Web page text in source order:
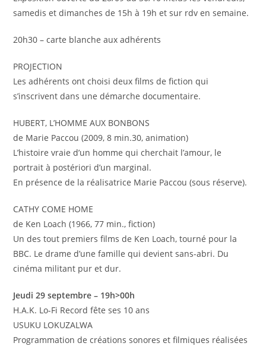
samedis et dimanches de 15h à 19h et sur rdv en semaine.
20h30 – carte blanche aux adhérents
PROJECTION
Les adhérents ont choisi deux films de fiction qui
s’inscrivent dans une démarche documentaire.
HUBERT, L’HOMME AUX BONBONS
de Marie Paccou (2009, 8 min.30, animation)
L’histoire vraie d’un homme qui cherchait l’amour, le
portrait à postériori d’un marginal.
En présence de la réalisatrice Marie Paccou (sous réserve).
CATHY COME HOME
de Ken Loach (1966, 77 min., fiction)
Un des tout premiers films de Ken Loach, tourné pour la
BBC. Le drame d’une famille qui devient sans-abri. Du
cinéma militant pur et dur.
Jeudi 29 septembre – 19h>00h
H.A.K. Lo-Fi Record fête ses 10 ans
USUKU LOKUZALWA
Programmation de créations sonores et filmiques réalisées